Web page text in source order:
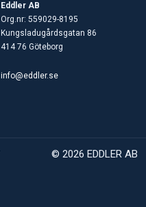
Eddler AB
Org.nr: 559029-8195
Kungsladugårdsgatan 86
414 76 Göteborg
info@eddler.se
© 2026 EDDLER AB